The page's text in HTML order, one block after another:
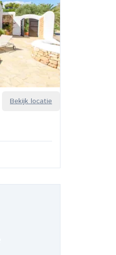
Bekijk locatie